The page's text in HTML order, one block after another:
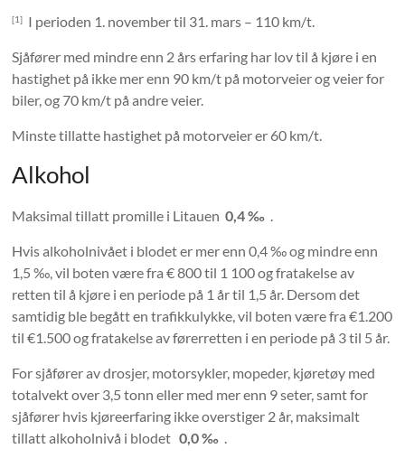
[1] I perioden 1. november til 31. mars – 110 km/t.
Sjåfører med mindre enn 2 års erfaring har lov til å kjøre i en
hastighet på ikke mer enn 90 km/t på motorveier og veier for
biler, og 70 km/t på andre veier.
Minste tillatte hastighet på motorveier er 60 km/t.
Alkohol
Maksimal tillatt promille i Litauen0,4 ‰
Hvis alkoholnivået i blodet er mer enn 0,4 ‰ og mindre enn
1,5 ‰, vil boten være fra € 800 til 1 100 og fratakelse av
retten til å kjøre i en periode på 1 år til 1,5 år. Dersom det
samtidig ble begått en trafikkulykke, vil boten være fra €1.200
til €1.500 og fratakelse av førerretten i en periode på 3 til 5 år.
For sjåfører av drosjer, motorsykler, mopeder, kjøretøy med
totalvekt over 3,5 tonn eller med mer enn 9 seter, samt for
sjåfører hvis kjøreerfaring ikke overstiger 2 år, maksimalt
tillatt alkoholnivå i blodet0,0 ‰